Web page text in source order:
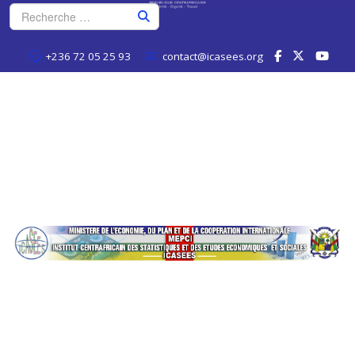
+236 72 05 25 93 contact@icasees.org